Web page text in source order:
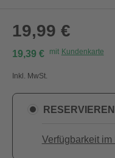
19,99 €
19,39 € mit Kundenkarte
Inkl. MwSt.
Verfügbarkeit im